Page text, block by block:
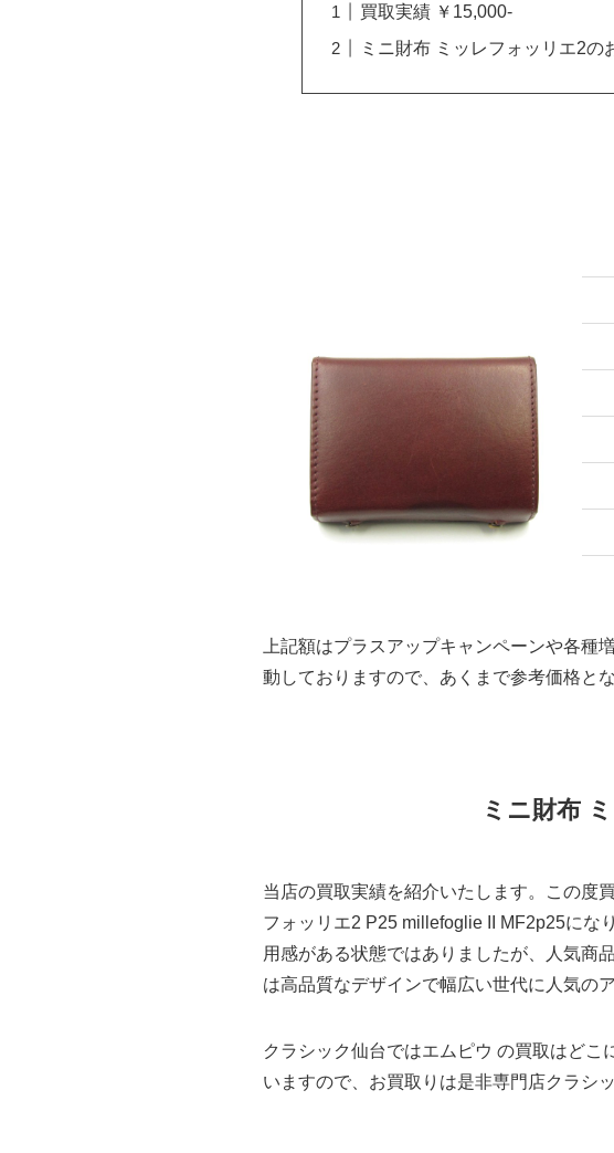
買取実績 ￥15,000-
ミニ財布 ミッレフォッリエ2の
上記額はプラスアップキャンペーンや各
動しておりますので、あくまで参考価格と
ミニ財布
当店の買取実績を紹介いたします。この度
フォッリエ2 P25 millefoglie II MF2p25にな
用感がある状態ではありましたが、人気商
は高品質なデザインで幅広い世代に人気の
クラシック仙台ではエムピウ の買取はど
いますので、お買取りは是非専門店クラシ